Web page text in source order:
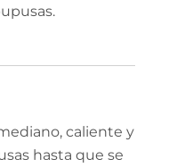
caliente y
hasta que se